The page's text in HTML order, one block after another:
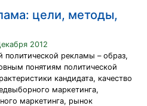
цели, методы,
2012
политической рекламы – образ,
понятиям политической
кандидата, качество
маркетинга,
маркетинга, рынок